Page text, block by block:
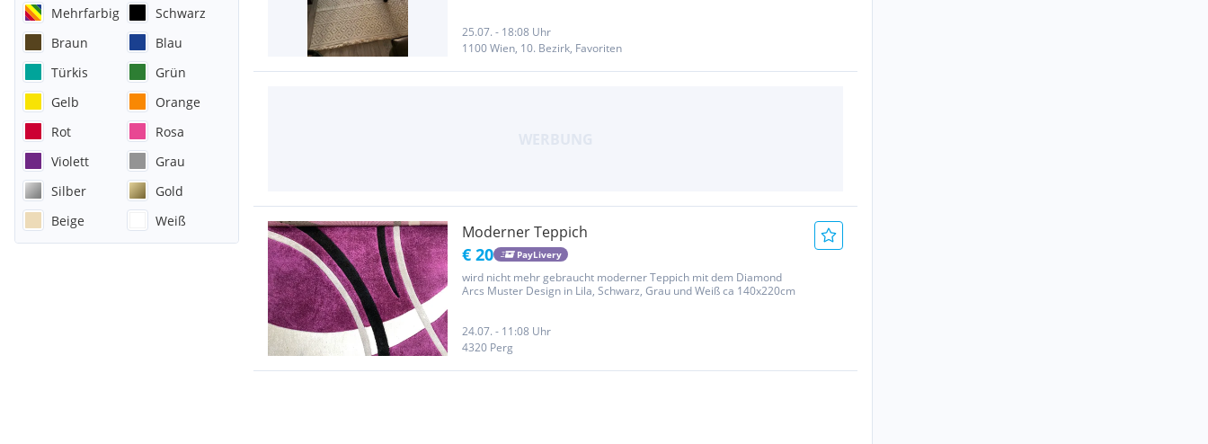
Mehrfarbig
Schwarz
Braun
Blau
Türkis
Grün
Gelb
Orange
Rot
Rosa
Violett
Grau
Silber
Gold
Beige
Weiß
25.07. - 18:08 Uhr
1100 Wien, 10. Bezirk, Favoriten
Moderner Teppich
€ 20 PayLivery
wird nicht mehr gebraucht moderner Teppich mit dem Diamond
Arcs Muster Design in Lila, Schwarz, Grau und Weiß ca 140x220cm
24.07. - 11:08 Uhr
4320 Perg